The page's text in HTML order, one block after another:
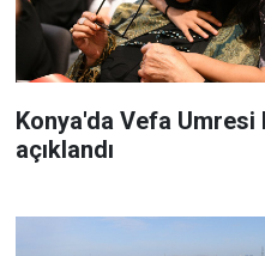
Konya'da Vefa Umresi
açıklandı